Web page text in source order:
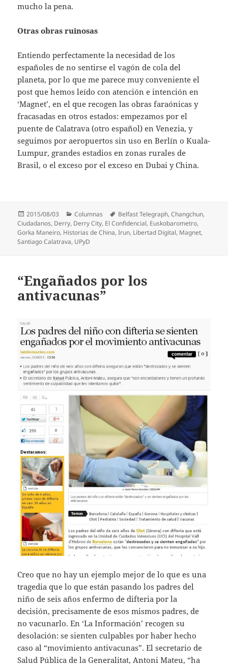
mucho la pena.
Otras obras ruinosas
Entiendo perfectamente la necesidad de los
españoles de no sentirse el vagón de cola del
planeta, por lo que me parece muy conveniente el
post que hemos leído con atención e intención en
‘Magnet’, en el que recogen las obras faraónicas y
fracasadas en otros estados: empezamos por el
puente de Calatrava (otro español) en Venezia, y
seguimos por aeropuertos sin uso en Berlín o Kuala-
Lumpur, grandes estadios en zonas rurales de
Brasil, o el exceso por el exceso en Dubai y China.
Publicado
el
2015/08/03 Categorías
Columnas Etiquetas
Belfast Telegraph,Changchun,
Ciudadanos, Derry, Derry City, El Confidencial, Euskobarometro,
Gorka Maneiro, Historias de China,Irun, Libertad Digital, Magnet,
Santiago Calatrava, UPyD
“Engañados por los
antivacunas”
Creo que no hay un ejemplo mejor de lo que es una
tragedia que lo que están pasando los padres del
niño de seis años enfermo de difteria por la
decisión, precisamente de esos mismos padres, de
no vacunarlo. En ‘La Información’ recogen su
desolación: se sienten culpables por haber hecho
caso al “movimiento antivacunas”. El secretario de
Salud Pública de la Generalitat, Antoni Mateu, “ha